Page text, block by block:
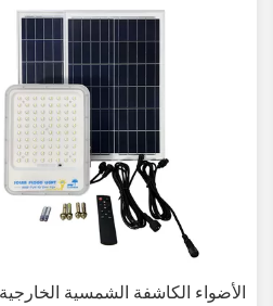
الأضواء الكاشفة الشمسية